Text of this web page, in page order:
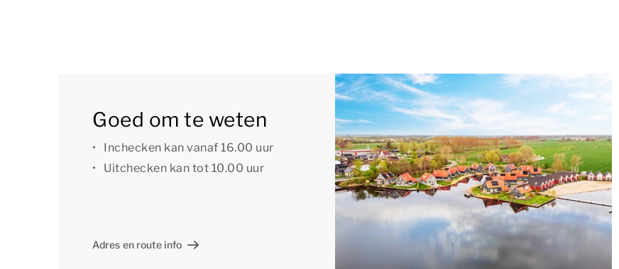
is er een traphekje bovenaan de trap voor de veiligheid van je kinderen.
De woning beschikt over een privé parkeerplaats waar je 1 auto kunt parkeren. Komen jullie met
meerdere auto’s? Dan kun je deze parkeren op de centrale parkeerplaats naast de receptie. Verder
kun je tijdens je verblijf gratis gebruikmaken van wifi.
[i]De indeling van de accommodatie kan afwijken. De plattegronden en beelden geven een goede
Goed om te weten
Inchecken kan vanaf 16.00 uur
Uitchecken kan tot 10.00 uur
Adres en route info